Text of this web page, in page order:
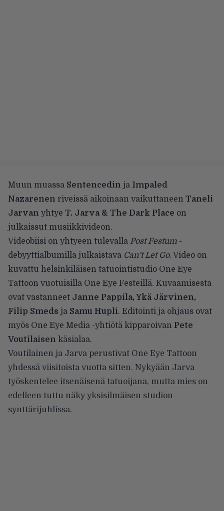
Muun muassa Sentencedin ja Impaled
Nazarenen riveissä aikoinaan vaikuttaneen Taneli
Jarvan yhtye T. Jarva & The Dark Place on
julkaissut musiikkivideon.
Videobiisi on yhtyeen tulevalla Post Festum -
debyyttialbumilla julkaistava Can’t Let Go. Video on
kuvattu helsinkiläisen tatuointistudio One Eye
Tattoon vuotuisilla One Eye Festeillä. Kuvaamisesta
ovat vastanneet Janne Pappila, Ykä Järvinen,
Filip Smeds ja Samu Hupli. Editointi ja ohjaus ovat
myös One Eye Media -yhtiötä kipparoivan Pete
Voutilaisen käsialaa.
Voutilainen ja Jarva perustivat One Eye Tattoon
yhdessä viisitoista vuotta sitten. Nykyään Jarva
työskentelee itsenäisenä tatuoijana, mutta mies on
edelleen tuttu näky yksisilmäisen studion
synttärijuhlissa.